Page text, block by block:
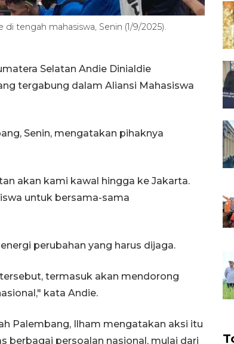
tengah mahasiswa, Senin (1/9/2025).
Selatan Andie Dinialdie
tergabung dalam Aliansi Mahasiswa
Senin, mengatakan pihaknya
akan kami kawal hingga ke Jakarta.
untuk bersama-sama
perubahan yang harus dijaga.
termasuk akan mendorong
kata Andie.
Palembang, Ilham mengatakan aksi itu
berbagai persoalan nasional, mulai dari